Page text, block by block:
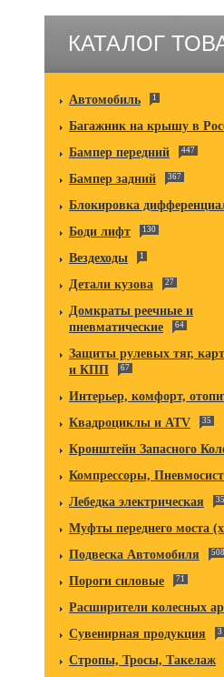
КАТАЛОГ
Автомобиль 1
Багажник на крышу в
Бампер передний 447
Бампер задний 367
Блокировка
Боди лифт 130
Вездеходы 1
Детали кузова 27
Домкраты реечные и
пневматические
64
Защиты рулевых тяг,
и КПП
67
Интерьер, комфорт,
Квадроциклы и ATV 35
Кронштейн Запасного
Компрессоры,
Лебедка электрическая
Муфты переднего моста
Подвеска Автомобиля 508
Пороги силовые 71
Расширители колесных
Сувенирная продукция 3
Стропы, Тросы, Такелаж